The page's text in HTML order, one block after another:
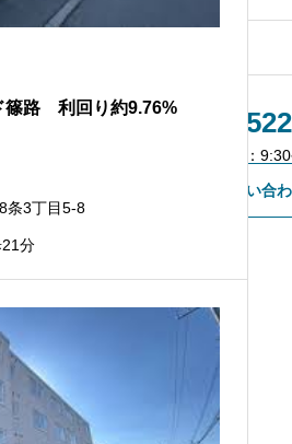
一般の方向け登録フォ
不動産会社様専用登録
011-
営業時間：
お問い合
篠路 利回り約9.76%
条3丁目5-8
分